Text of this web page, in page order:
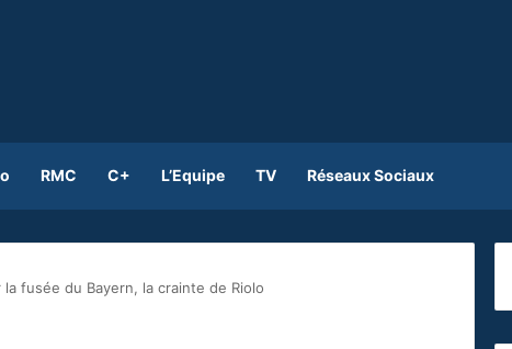
RMC C+ L’Equipe TV Réseaux Sociaux
la fusée du Bayern, la crainte de Riolo